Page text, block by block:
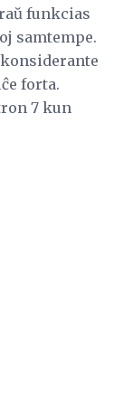
funkcias
samtempe.
forta.
7 kun